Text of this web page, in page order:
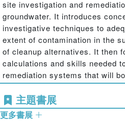
site investigation and
groundwater. It introduces
investigative techniques to
extent of contamination in the
of cleanup alternatives. It then
calculations and skills needed
remediation systems that will
be useful for entry-level
Features:
• Examines the practical
主題書展
更多書展